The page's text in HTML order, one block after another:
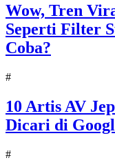
Wow, Tren
Seperti Filter
Coba?
#
10 Artis AV
Dicari di
#